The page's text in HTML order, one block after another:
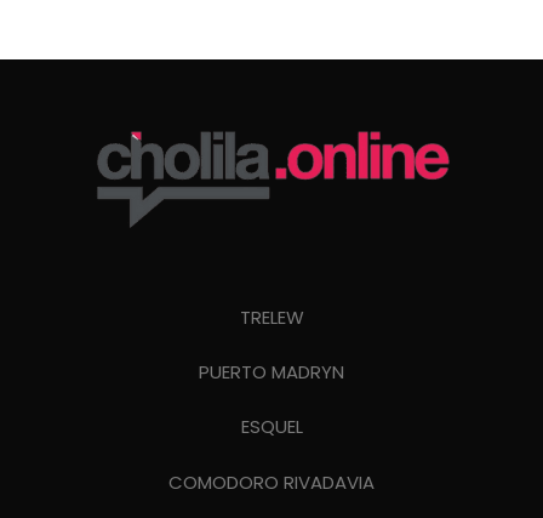
TRELEW
PUERTO MADRYN
ESQUEL
COMODORO RIVADAVIA